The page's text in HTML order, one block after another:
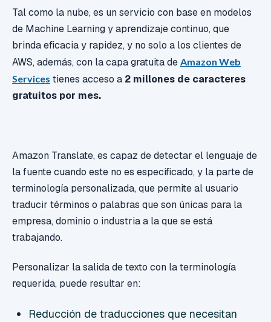
Tal como la nube, es un servicio con base en modelos
de Machine Learning y aprendizaje continuo, que
brinda eficacia y rapidez, y no solo a los clientes de
AWS, además, con la capa gratuita de Amazon Web
Services tienes acceso a 2 millones de caracteres
gratuitos por mes.
Amazon Translate, es capaz de detectar el lenguaje de
la fuente cuando este no es especificado, y la parte de
terminología personalizada, que permite al usuario
traducir términos o palabras que son únicas para la
empresa, dominio o industria a la que se está
trabajando.
Personalizar la salida de texto con la terminología
requerida, puede resultar en:
Reducción de traducciones que necesitan